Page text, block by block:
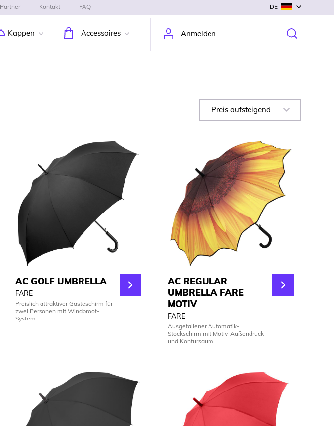
Kappen Accessoires Anmelden
Partner Kontakt FAQ DE
Preis aufsteigend
AC GOLF UMBRELLA
FARE
Preislich attraktiver Gästeschirm für
zwei Personen mit Windproof-
System
AC REGULAR
UMBRELLA FARE
MOTIV
FARE
Ausgefallener Automatik-
Stockschirm mit Motiv-Außendruck
und Kontursaum